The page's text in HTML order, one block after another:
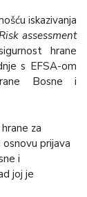
iskazivanja
assessment
hrane
s EFSA-om
Bosne i
za
prijava
i
joj je